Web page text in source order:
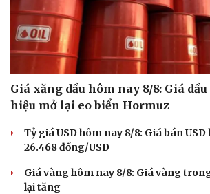
Giá xăng dầu hôm nay 8/8: Giá
hiệu mở lại eo biển Hormuz
Tỷ giá USD hôm nay 8/8: Giá bán
26.468 đồng/USD
Giá vàng hôm nay 8/8: Giá vàng
lại tăng